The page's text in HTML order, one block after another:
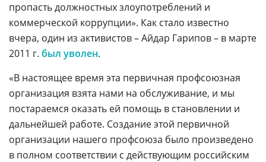
пропасть должностных злоупотреблений и
коммерческой коррупции». Как стало известно
вчера, один из активистов – Айдар Гарипов – в марте
2011 г. был уволен.
«В настоящее время эта первичная профсоюзная
организация взята нами на обслуживание, и мы
постараемся оказать ей помощь в становлении и
дальнейшей работе. Создание этой первичной
организации нашего профсоюза было произведено
в полном соответствии с действующим российским